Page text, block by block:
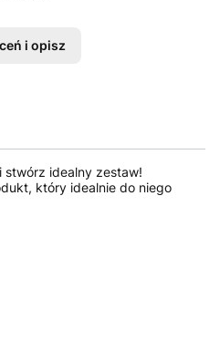
i opisz
idealny zestaw!
który idealnie do niego